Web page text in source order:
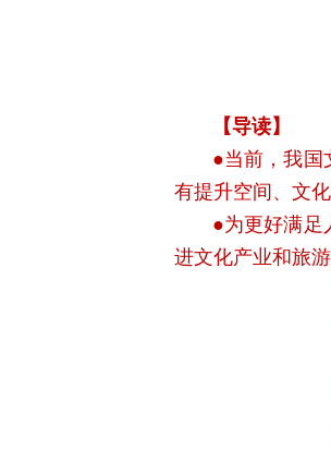
【导读】
●当前，我国
有提升空间、文
●为更好满足
进文化产业和旅